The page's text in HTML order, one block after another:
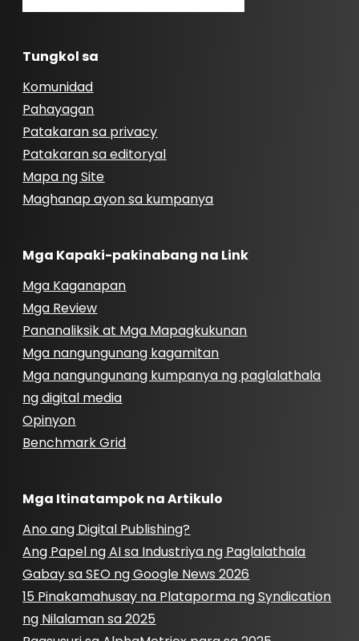
Tungkol sa
Komunidad
Pahayagan
Patakaran sa privacy
Patakaran sa editoryal
Mapa ng Site
Maghanap ayon sa kumpanya
Mga Kapaki-pakinabang na Link
Mga Kaganapan
Mga Review
Pananaliksik at Mga Mapagkukunan
Mga nangungunang kagamitan
Mga nangungunang kumpanya ng paglalathala
ng digital media
Opinyon
Benchmark Grid
Mga Itinatampok na Artikulo
Ano ang Digital Publishing?
Ang Papel ng AI sa Industriya ng Paglalathala
Gabay sa SEO ng Google News 2026
15 Pinakamahusay na Plataporma ng Syndication
ng Nilalaman sa 2025